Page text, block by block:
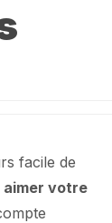
facile de
aimer votre